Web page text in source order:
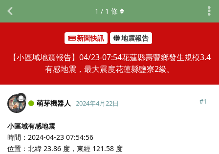
新聞快訊 地震報告
【小區域地震報告】04/23-07:54花蓮縣壽豐鄉發生規模3.4
有感地震，最大震度花蓮縣鹽寮2級。
1 / 1 條
萌芽機器人 2024年4月22日 #1
小區域有感地震
時間：2024-04-23 07:54:56
位置：北緯 23.86 度，東經 121.58 度